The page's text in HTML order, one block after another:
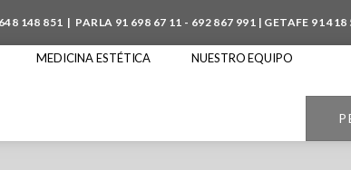
648 148 851 | PARLA 91 698 67 11 - 692 867 991 | GETAFE 91 418
MEDICINA ESTÉTICA
NUESTRO EQUIPO